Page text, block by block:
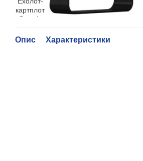
Опис Характеристики